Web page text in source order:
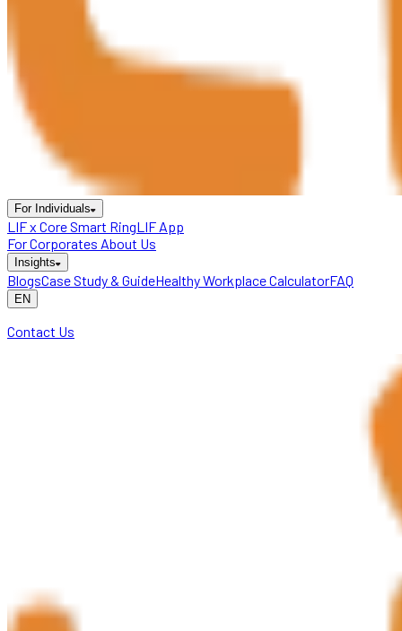
For Individuals
LIF x Core Smart RingLIF App
For Corporates About Us
Insights
BlogsCase Study & GuideHealthy Workplace CalculatorFAQ
EN
Contact Us